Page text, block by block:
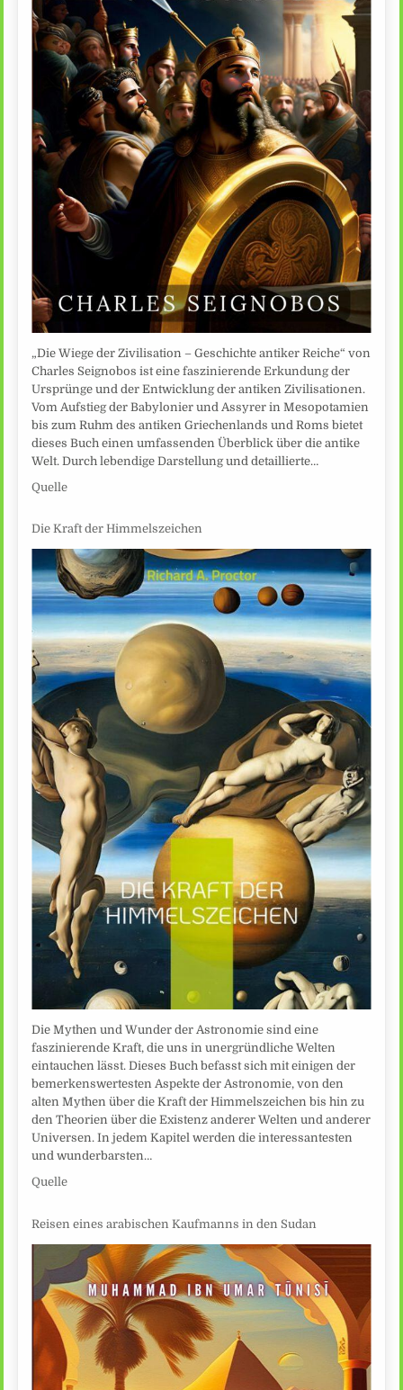
„Die Wiege der Zivilisation – Geschichte antiker Reiche“ von
Charles Seignobos ist eine faszinierende Erkundung der
Ursprünge und der Entwicklung der antiken Zivilisationen.
Vom Aufstieg der Babylonier und Assyrer in Mesopotamien
bis zum Ruhm des antiken Griechenlands und Roms bietet
dieses Buch einen umfassenden Überblick über die antike
Welt. Durch lebendige Darstellung und detaillierte…
Quelle
Die Kraft der Himmelszeichen
Die Mythen und Wunder der Astronomie sind eine
faszinierende Kraft, die uns in unergründliche Welten
eintauchen lässt. Dieses Buch befasst sich mit einigen der
bemerkenswertesten Aspekte der Astronomie, von den
alten Mythen über die Kraft der Himmelszeichen bis hin zu
den Theorien über die Existenz anderer Welten und anderer
Universen. In jedem Kapitel werden die interessantesten
und wunderbarsten…
Quelle
Reisen eines arabischen Kaufmanns in den Sudan